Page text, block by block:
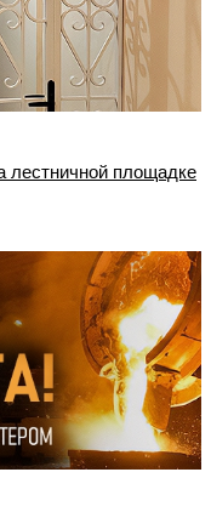
лестничной площадке